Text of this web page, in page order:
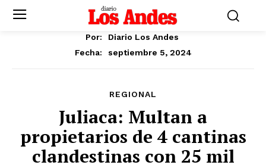
Por:
Diario Los Andes
Fecha:
septiembre 5, 2024
REGIONAL
Juliaca: Multan a
propietarios de 4 cantinas
clandestinas con 25 mil